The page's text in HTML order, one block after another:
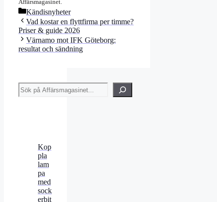
Affärsmagasinet.
Kategorier
Kändisnyheter
Vad kostar en flyttfirma per timme?
Priser & guide 2026
Värnamo mot IFK Göteborg:
resultat och sändning
Sök
Kop
pla
lam
pa
med
sock
erbit